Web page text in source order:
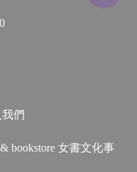
的生命奧義。在一座
道循環，原來樹木不
著日記，在其死亡之
們
bookstore 女書文化事